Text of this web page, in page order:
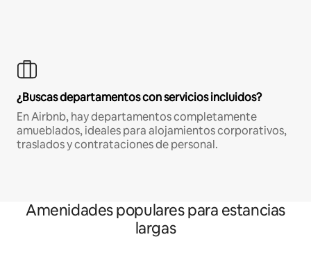
¿Buscas departamentos con servicios incluidos?
En Airbnb, hay departamentos completamente
amueblados, ideales para alojamientos corporativos,
traslados y contrataciones de personal.
Amenidades populares para estancias
largas